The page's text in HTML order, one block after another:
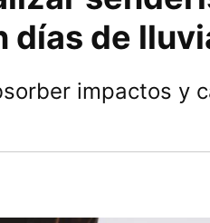
días de
impactos y